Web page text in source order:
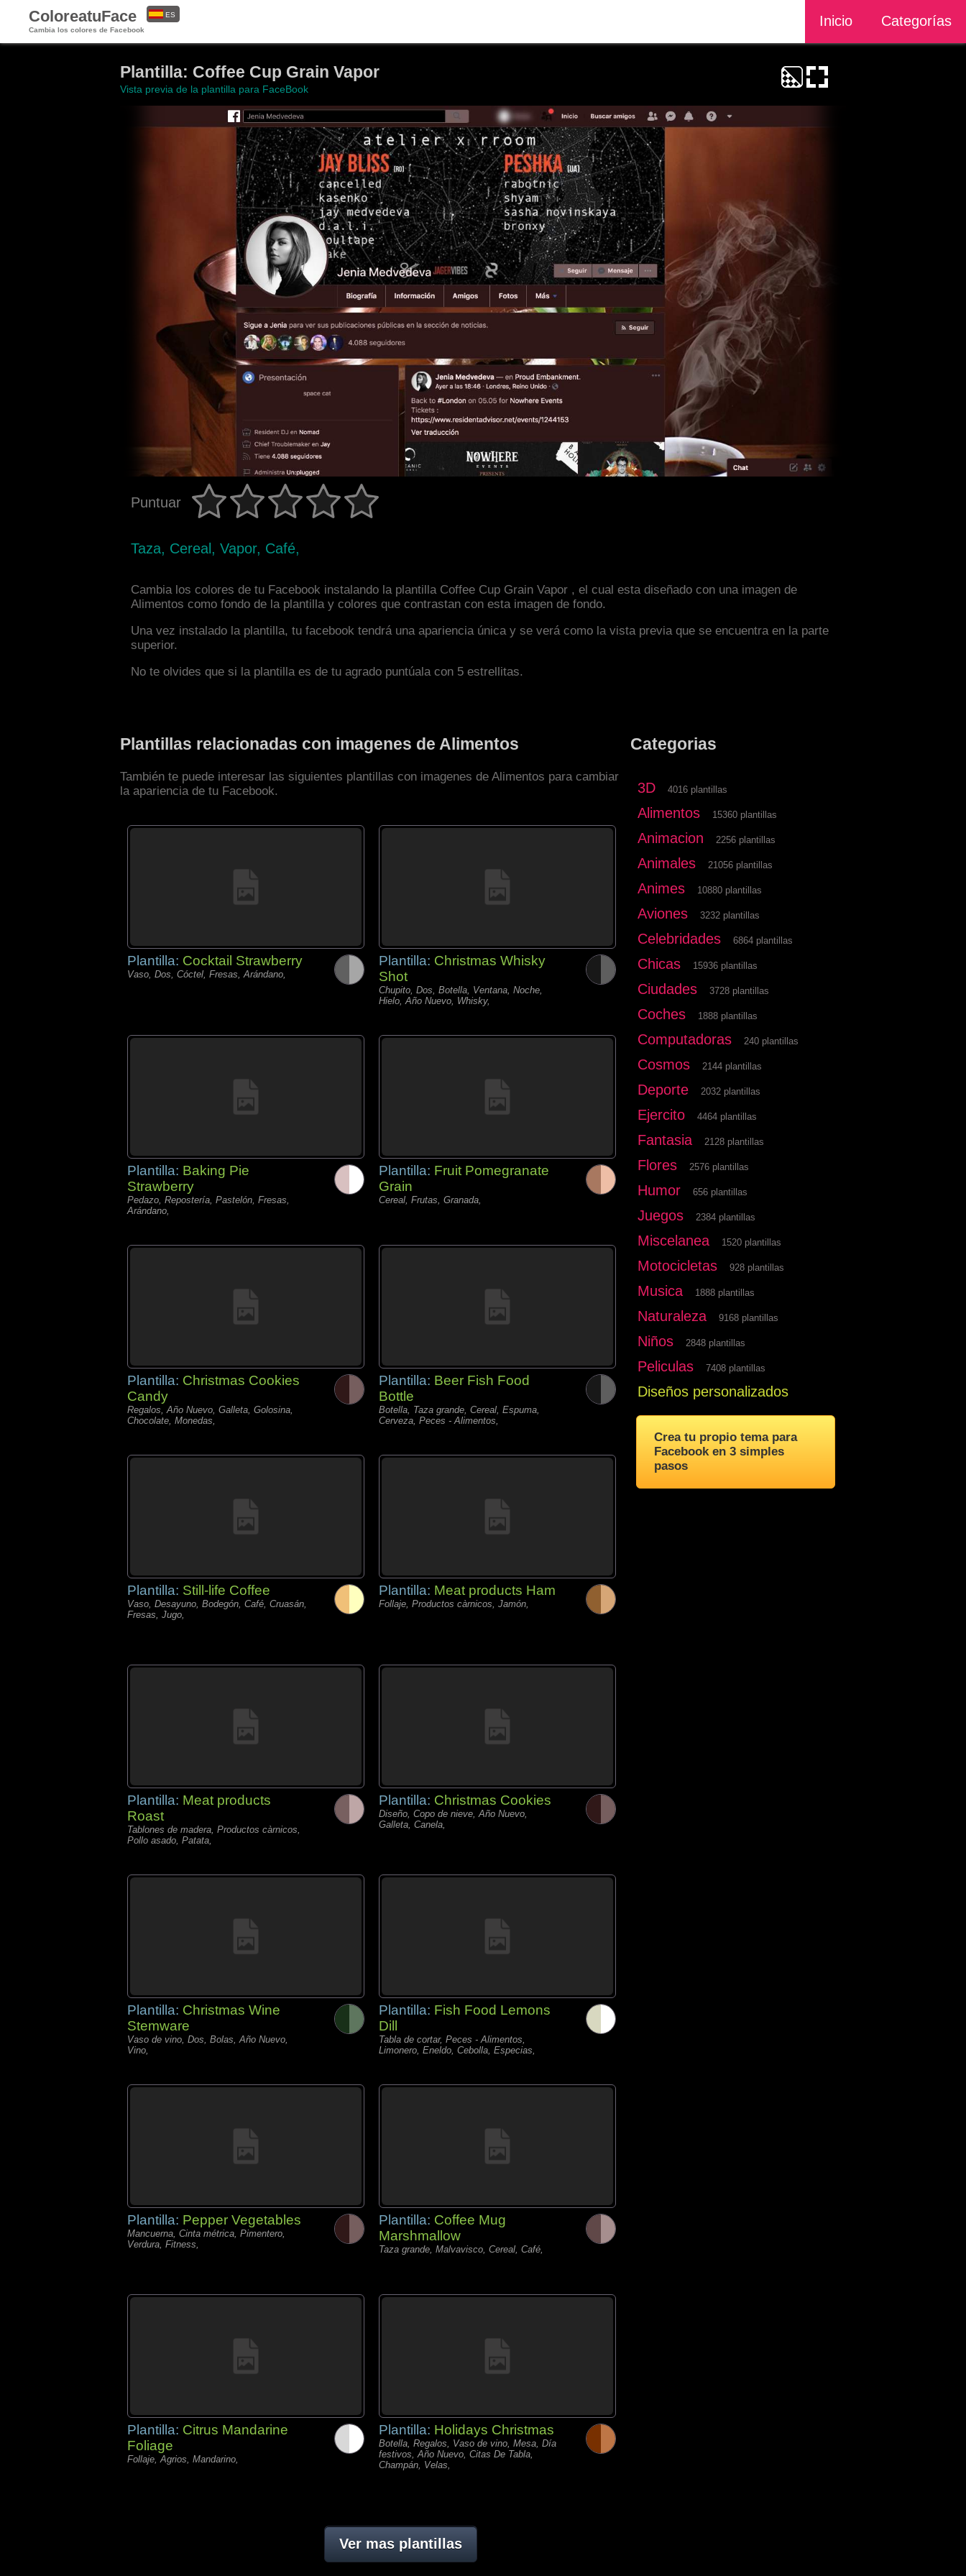
ColoreatuFace
Cambia los colores de Facebook
Inicio Categorías
ES
Plantilla: Coffee Cup Grain Vapor
Vista previa de la plantilla para FaceBook
Puntuar
Taza, Cereal, Vapor, Café,
Cambia los colores de tu Facebook instalando la plantilla Coffee Cup Grain Vapor , el cual esta diseñado con una imagen de
Alimentos como fondo de la plantilla y colores que contrastan con esta imagen de fondo.
Una vez instalado la plantilla, tu facebook tendrá una apariencia única y se verá como la vista previa que se encuentra en la parte
superior.
No te olvides que si la plantilla es de tu agrado puntúala con 5 estrellitas.
Plantillas relacionadas con imagenes de Alimentos
También te puede interesar las siguientes plantillas con imagenes de Alimentos para cambiar
la apariencia de tu Facebook.
Plantilla: Cocktail Strawberry
Vaso, Dos, Cóctel, Fresas, Arándano,
Plantilla: Christmas Whisky
Shot
Chupito, Dos, Botella, Ventana, Noche,
Hielo, Año Nuevo, Whisky,
Plantilla: Baking Pie
Strawberry
Pedazo, Repostería, Pastelón, Fresas,
Arándano,
Plantilla: Fruit Pomegranate
Grain
Cereal, Frutas, Granada,
Plantilla: Christmas Cookies
Candy
Regalos, Año Nuevo, Galleta, Golosina,
Chocolate, Monedas,
Plantilla: Beer Fish Food
Bottle
Botella, Taza grande, Cereal, Espuma,
Cerveza, Peces - Alimentos,
Plantilla: Still-life Coffee
Vaso, Desayuno, Bodegón, Café, Cruasán,
Fresas, Jugo,
Plantilla: Meat products Ham
Follaje, Productos càrnicos, Jamón,
Plantilla: Meat products
Roast
Tablones de madera, Productos càrnicos,
Pollo asado, Patata,
Plantilla: Christmas Cookies
Diseño, Copo de nieve, Año Nuevo,
Galleta, Canela,
Plantilla: Christmas Wine
Stemware
Vaso de vino, Dos, Bolas, Año Nuevo,
Vino,
Plantilla: Fish Food Lemons
Dill
Tabla de cortar, Peces - Alimentos,
Limonero, Eneldo, Cebolla, Especias,
Plantilla: Pepper Vegetables
Mancuerna, Cinta métrica, Pimentero,
Verdura, Fitness,
Plantilla: Coffee Mug
Marshmallow
Taza grande, Malvavisco, Cereal, Café,
Plantilla: Citrus Mandarine
Foliage
Follaje, Agrios, Mandarino,
Plantilla: Holidays Christmas
Botella, Regalos, Vaso de vino, Mesa, Día
festivos, Año Nuevo, Citas De Tabla,
Champán, Velas,
Ver mas plantillas
Categorias
3D 4016 plantillas
Alimentos 15360 plantillas
Animacion 2256 plantillas
Animales 21056 plantillas
Animes 10880 plantillas
Aviones 3232 plantillas
Celebridades 6864 plantillas
Chicas 15936 plantillas
Ciudades 3728 plantillas
Coches 1888 plantillas
Computadoras 240 plantillas
Cosmos 2144 plantillas
Deporte 2032 plantillas
Ejercito 4464 plantillas
Fantasia 2128 plantillas
Flores 2576 plantillas
Humor 656 plantillas
Juegos 2384 plantillas
Miscelanea 1520 plantillas
Motocicletas 928 plantillas
Musica 1888 plantillas
Naturaleza 9168 plantillas
Niños 2848 plantillas
Peliculas 7408 plantillas
Diseños personalizados
Crea tu propio tema para
Facebook en 3 simples
pasos